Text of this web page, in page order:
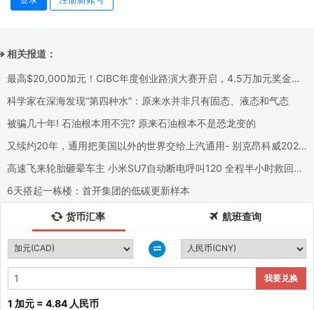
相关报道：
最高$20,000加元！CIBC年度创业路演大赛开启，4.5万加元奖金池
科学家在深海发现“第四种水”：原来水并非只有固态、液态和气态
被骗几十年! 石油根本用不完? 原来石油根本不是恐龙变的
又续约20年，通用把美国以外的世界交给上汽通用- 别克昂科威2026
高速飞来轮胎砸晕车主 小米SU7自动断电呼叫120 全程半小时救回一
6天搭起一栋楼：首开集团的低碳更新样本
货币汇率 航班查询
我要兑换
1 加元 = 4.84 人民币